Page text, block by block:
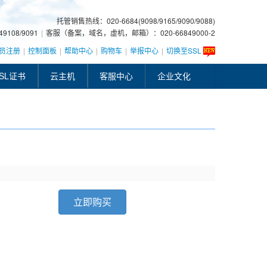
托管销售热线：020-6684(9098/9165/9090/9088)
9091 | 客服（备案，域名，虚机，邮箱）：020-66849000-2
注册 | 控制面板 | 帮助中心 | 购物车 | 举报中心 | 切换至SSL
证书 云主机 客服中心 企业文化
立即购买